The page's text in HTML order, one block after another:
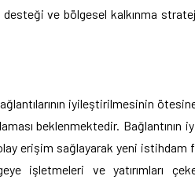
desteği ve bölgesel kalkınma
iyileştirilmesinin
beklenmektedir. Bağlantının
erişim sağlayarak yeni istihdam
işletmeleri ve yatırımları